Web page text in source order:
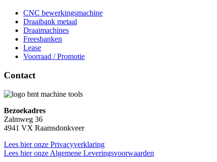
CNC bewerkingsmachine
Draaibank metaal
Draaimachines
Freesbanken
Lease
Voorraad / Promotie
Contact
Bezoekadres
Zalmweg 36
4941 VX Raamsdonkveer
Lees hier onze Privacyverklaring
Lees hier onze Algemene Leveringsvoorwaarden